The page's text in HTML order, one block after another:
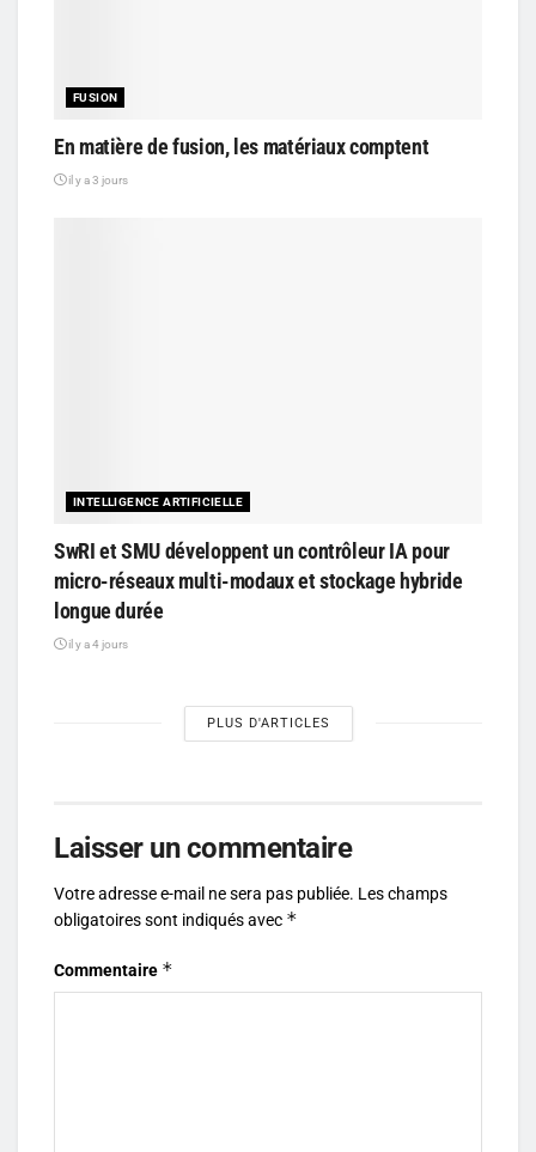
FUSION
En matière de fusion, les matériaux comptent
il y a 3 jours
INTELLIGENCE ARTIFICIELLE
SwRI et SMU développent un contrôleur IA pour
micro-réseaux multi-modaux et stockage hybride
longue durée
il y a 4 jours
PLUS D'ARTICLES
Laisser un commentaire
Votre adresse e-mail ne sera pas publiée. Les champs
obligatoires sont indiqués avec *
Commentaire *